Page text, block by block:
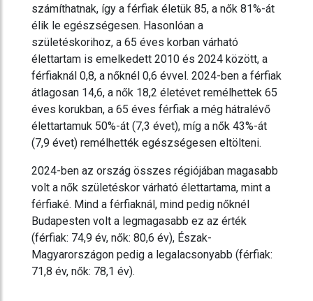
számíthatnak, így a férfiak életük 85, a nők 81%-át
élik le egészségesen. Hasonlóan a
születéskorihoz, a 65 éves korban várható
élettartam is emelkedett 2010 és 2024 között, a
férfiaknál 0,8, a nőknél 0,6 évvel. 2024-ben a férfiak
átlagosan 14,6, a nők 18,2 életévet remélhettek 65
éves korukban, a 65 éves férfiak a még hátralévő
élettartamuk 50%-át (7,3 évet), míg a nők 43%-át
(7,9 évet) remélhették egészségesen eltölteni.
2024-ben az ország összes régiójában magasabb
volt a nők születéskor várható élettartama, mint a
férfiaké. Mind a férfiaknál, mind pedig nőknél
Budapesten volt a legmagasabb ez az érték
(férfiak: 74,9 év, nők: 80,6 év), Észak-
Magyarországon pedig a legalacsonyabb (férfiak:
71,8 év, nők: 78,1 év).